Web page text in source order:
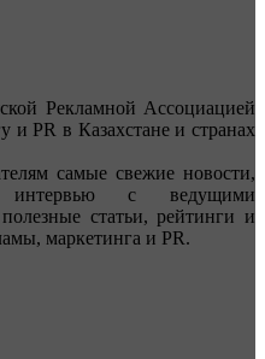
Рекламной Ассоциацией
и PR в Казахстане и странах
самые свежие новости,
интервью с ведущими
статьи, рейтинги и
маркетинга и PR.